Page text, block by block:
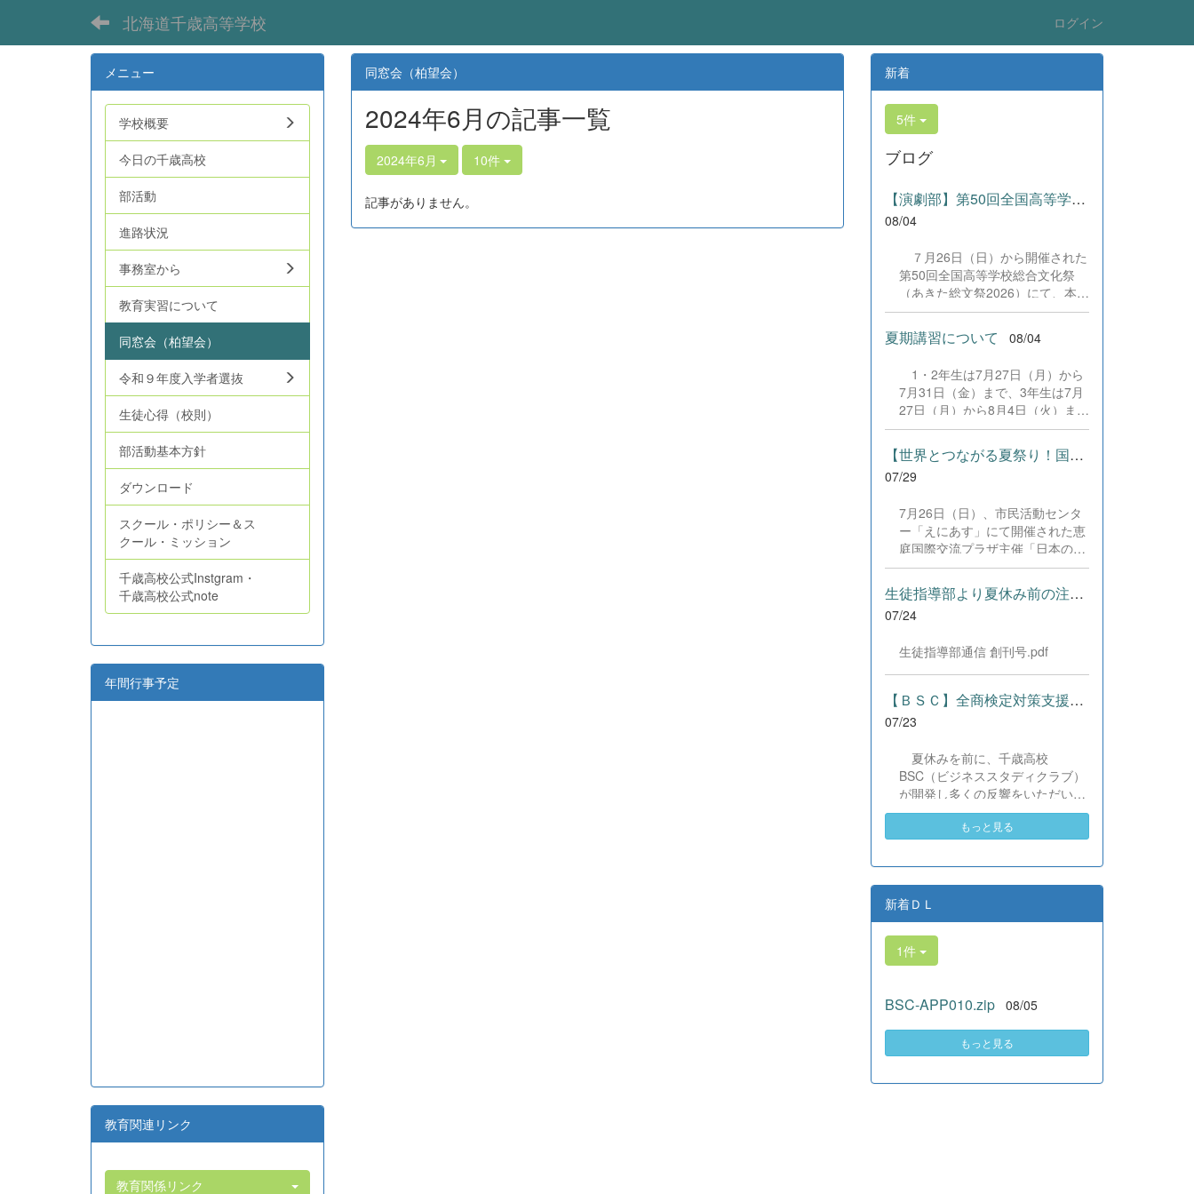
北海道千歳高等学校 ログイン
同窓会（柏望会）
2024年6月の記事一覧
2024年6月 10件
記事がありません。
メニュー
学校概要
今日の千歳高校
部活動
進路状況
事務室から
教育実習について
同窓会（柏望会）
令和９年度入学者選抜
生徒心得（校則）
部活動基本方針
ダウンロード
スクール・ポリシー＆ス
クール・ミッション
千歳高校公式Instgram・
千歳高校公式note
年間行事予定
教育関連リンク
教育関係リンク
新着
5件
ブログ
【演劇部】第50回全国高等学校総合文化祭にて受賞!
08/04
７月26日（日）から開催された
第50回全国高等学校総合文化祭
（あきた総文祭2026）にて、本校
演劇部が「優良賞」及び「舞台美
術賞」を受賞いたしました。大会
当日は、本校の部員たちもこれま
分に発揮し、堂々と舞台に立ちま
した。緊張感のある全国の舞台に
おいて、一人一人が役割を果た
し、心を込めた演技と表現を披露
することができました。 また、
今回の全国大会出場にあたり、多
ました企業の皆様、ならびに心温
まるご寄付や温かいご声援を寄せ
てくださった地域の皆様方に、心
より感謝申し上げます。皆様から
な励みとなり、全国の舞台で最高
のパフォーマンスと演技を届ける
糧に、さらに表現力に磨きをか
ぬご声援をよろしくお願いいたし
夏期講習について 08/04
1・2年生は7月27日（月）から
7月31日（金）まで、3年生は7月
27日（月）から8月4日（火）まで
の日程で、それぞれ学習に取り組
みました。多くの生徒が意欲的に
参加し、これまでの学習内容の復
習や発展的な内容、受験に向けた
られました。夏期講習で身に付け
た学習習慣や知識を、今後の学校
生活や学習に生かし、一人一人が
さらなる成長につなげてくれるこ
とを期待しています。 &nbsp;
【世界とつながる夏祭り！国際教養科の生徒が多文化共生ボランテ...
07/29
7月26日（日）、市民活動センタ
ー「えにあす」にて開催された恵
庭国際交流プラザ主催「日本の夏
祭り体験」に、本校国際教養科の
生徒6名がボランティアとして参
加しました！ 会場にはウクライ
ナ、ネパール、アフガニスタンな
ヨー釣りや綿あめ、盆踊りなどを
満喫。浴衣姿でイベントを彩った
1年生や、経験を生かして頼もし
く場を仕切る3年生など、生徒た
ちは言葉や国境を超えて笑顔で交
は、「国籍や年齢を問わず笑顔で
寄り添い、自分で考えて動く姿が
素晴らしい。異文化理解のマイン
ドが自然と身についている」と、
賞賛の声をいただきました！ 教室
う広いフィールドで本領を発揮す
る教養科生たち。多文化共生社会
を引っ張る頼もしい姿に、誇らし
さでいっぱいです。 教養科生、ど
んどん外へ飛び出そう！ その温か
い心と行動力を磨き、世界を笑顔
生徒指導部より夏休み前の注意事項
07/24
生徒指導部通信 創刊号.pdf
【ＢＳＣ】全商検定対策支援ポータルサイト「Compath（コンパス）...
07/23
夏休みを前に、千歳高校
BSC（ビジネススタディクラブ）
が開発し多くの反響をいただいて
いる、全商検定合格支援ポータル
サイト『Compath（コンパス）』
ました。 今回もユーザーの皆様
からいただいたアンケートのご意
見をもとに、BSC部員のプログラ
ミングチームがデバッグ（不具合
修正）から新機能の実装までを行
いました。今回のアップデートで
は、ビジネス計算・簿記・ビジネ
務分析・ビジネスコミュニケーシ
の更新プログラムを一挙にリリー
スしました。 具体的には、各検
もっと見る
新着ＤＬ
1件
BSC-APP010.zip 08/05
もっと見る